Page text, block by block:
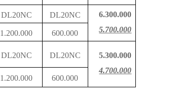
DL20NC DL20NC
6.300.000
5.700.000
1.200.000 600.000
DL20NC DL20NC
5.300.000
4.700.000
1.200.000 600.000